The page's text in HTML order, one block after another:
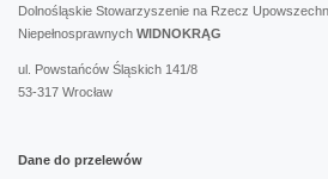
Dolnośląskie Stowarzyszenie na Rzecz
Niepełnosprawnych WIDNOKRĄG
ul. Powstańców Śląskich 141/8
53-317 Wrocław
Dane do przelewów